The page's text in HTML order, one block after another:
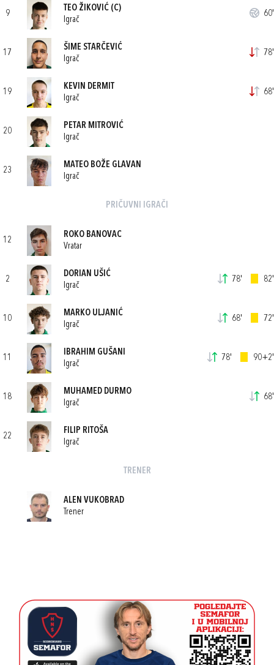
9
TEO ŽIKOVIĆ (C)
Igrač
60'
17
ŠIME STARČEVIĆ
Igrač
78'
19
KEVIN DERMIT
Igrač
68'
20
PETAR MITROVIĆ
Igrač
23
MATEO BOŽE GLAVAN
Igrač
PRIČUVNI IGRAČI
12
ROKO BANOVAC
Vratar
2
DORIAN UŠIĆ
Igrač
78' 82'
10
MARKO ULJANIĆ
Igrač
68' 72'
11
IBRAHIM GUŠANI
Igrač
78' 90+2'
18
MUHAMED DURMO
Igrač
68'
22
FILIP RITOŠA
Igrač
TRENER
ALEN VUKOBRAD
Trener